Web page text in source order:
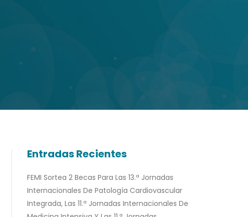
Entradas Recientes
FEMI Sortea 2 Becas Para Las 13.ª Jornadas
Internacionales De Patología Cardiovascular
Integrada, Las 11.ª Jornadas Internacionales De